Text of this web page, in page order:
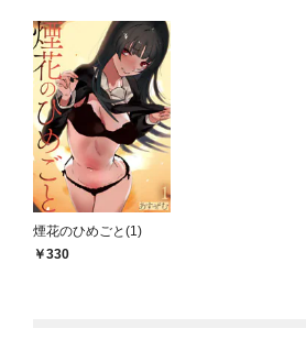
煙花のひめごと(1)
330